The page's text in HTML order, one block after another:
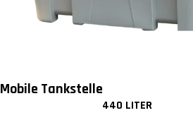
Mobile Tankstelle
440 LITER